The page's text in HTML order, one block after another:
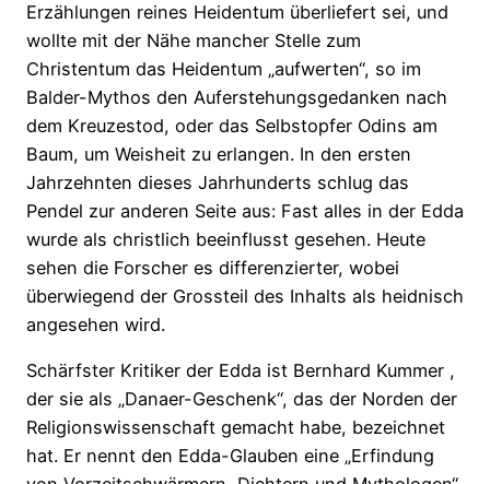
Erzählungen reines Heidentum überliefert sei, und
wollte mit der Nähe mancher Stelle zum
Christentum das Heidentum „aufwerten“, so im
Balder-Mythos den Auferstehungsgedanken nach
dem Kreuzestod, oder das Selbstopfer Odins am
Baum, um Weisheit zu erlangen. In den ersten
Jahrzehnten dieses Jahrhunderts schlug das
Pendel zur anderen Seite aus: Fast alles in der Edda
wurde als christlich beeinflusst gesehen. Heute
sehen die Forscher es differenzierter, wobei
überwiegend der Grossteil des Inhalts als heidnisch
angesehen wird.
Schärfster Kritiker der Edda ist Bernhard Kummer ,
der sie als „Danaer-Geschenk“, das der Norden der
Religionswissenschaft gemacht habe, bezeichnet
hat. Er nennt den Edda-Glauben eine „Erfindung